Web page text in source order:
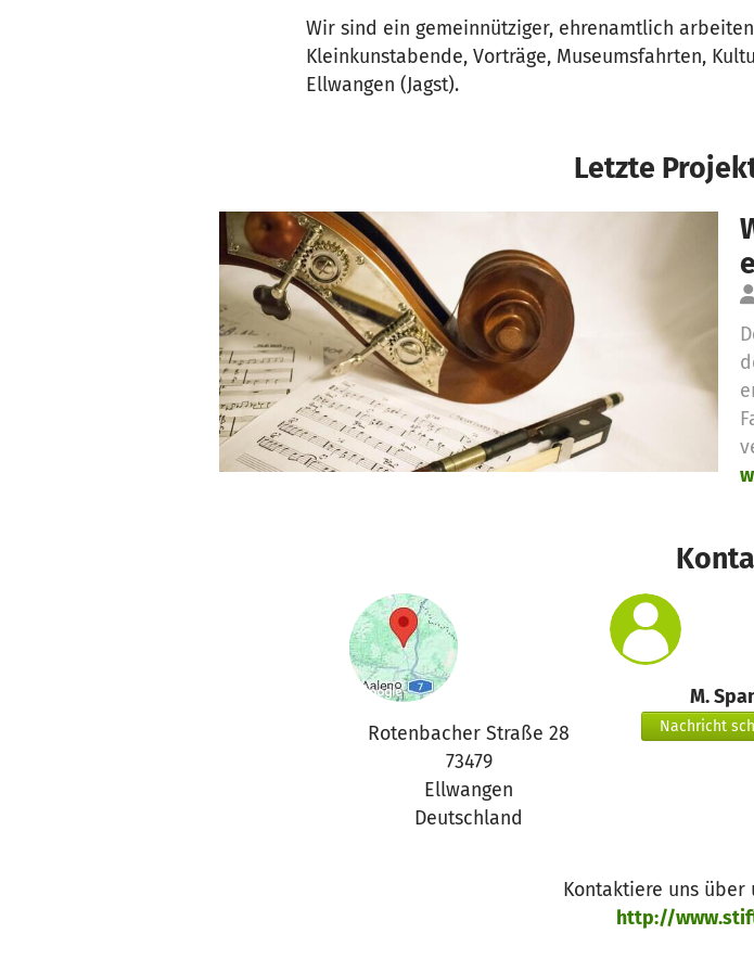
Wir sind ein gemeinnütziger, ehrenamtlich
Kleinkunstabende, Vorträge, Museumsfahrten,
Ellwangen (Jagst).
Letzte
Rotenbacher Straße 28
73479
Ellwangen
Deutschland
M.
Nachricht
Kontaktiere uns über
http://